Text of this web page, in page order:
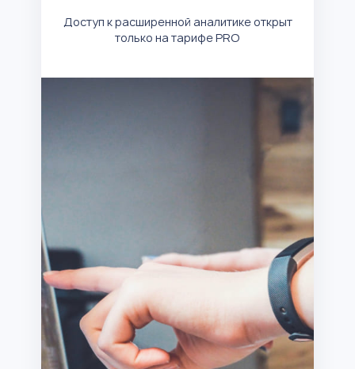
Доступ к расширенной аналитике открыт
только на тарифе PRO